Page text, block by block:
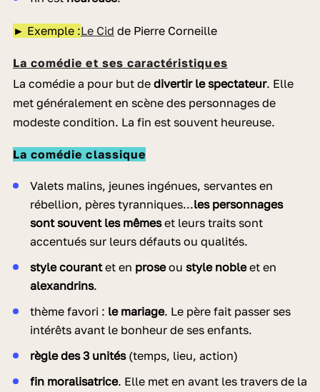
► Exemple :Le Cid de Pierre Corneille
La comédie et ses caractéristiques
La comédie a pour but de divertir le spectateur. Elle
met généralement en scène des personnages de
modeste condition. La fin est souvent heureuse.
La comédie classique
Valets malins, jeunes ingénues, servantes en
rébellion, pères tyranniques...les personnages
sont souvent les mêmeset leurs traits sont
accentués sur leurs défauts ou qualités.
style courantet en proseou style nobleet en
alexandrins.
thème favori : le mariage. Le père fait passer ses
intérêts avant le bonheur de ses enfants.
règle des 3 unités(temps, lieu, action)
fin moralisatrice. Elle met en avant les travers de la